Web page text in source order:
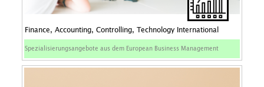
Finance, Accounting, Controlling, Technology International
Spezialisierungsangebote aus dem European Business Management